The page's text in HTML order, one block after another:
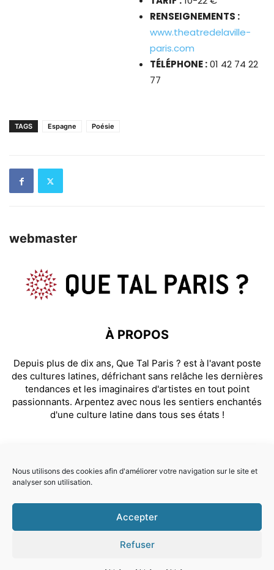
RENSEIGNEMENTS :
www.theatredelaville-
paris.com
TÉLÉPHONE :01 42 74 22
77
TAGS Espagne Poésie
webmaster
À PROPOS
Depuis plus de dix ans, Que Tal Paris ? est à l'avant poste
des cultures latines, défrichant sans relâche les dernières
tendances et les imaginaires d'artistes en tout point
passionnants. Arpentez avec nous les sentiers enchantés
d'une culture latine dans tous ses états !
© Que Tal Paris ? 2026
Nous utilisons des cookies afin d'améliorer votre navigation sur le site et
analyser son utilisation.
Accepter
Refuser